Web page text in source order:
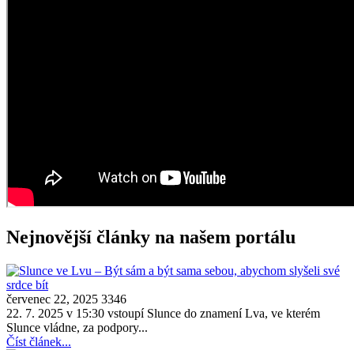
Nejnovější články na našem portálu
červenec 22, 2025 3346
22. 7. 2025 v 15:30 vstoupí Slunce do znamení Lva, ve kterém
Slunce vládne, za podpory...
Číst článek...